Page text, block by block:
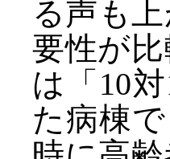
る声も
要性が
は「10
た病棟